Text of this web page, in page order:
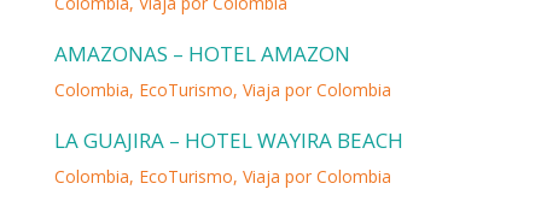
AMAZONAS – HOTEL AMAZON
Colombia, EcoTurismo, Viaja por Colombia
LA GUAJIRA – HOTEL WAYIRA BEACH
Colombia, EcoTurismo, Viaja por Colombia